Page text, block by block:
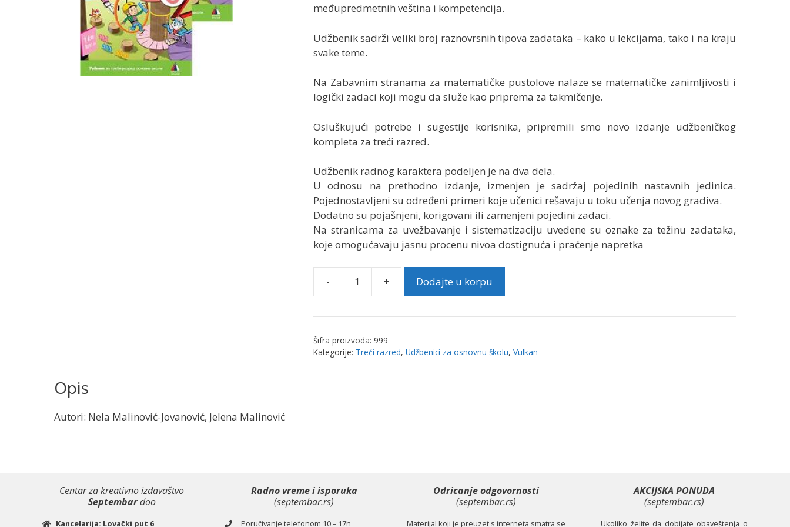
međupredmetnih veština i kompetencija.
Udžbenik sadrži veliki broj raznovrsnih tipova zadataka – kako u lekcijama, tako i na kraju
svake teme.
Na Zabavnim stranama za matematičke pustolove nalaze se matematičke zanimljivosti i
logički zadaci koji mogu da služe kao priprema za takmičenje.
Osluškujući potrebe i sugestije korisnika, pripremili smo novo izdanje udžbeničkog
kompleta za treći razred.
Udžbenik radnog karaktera podeljen je na dva dela.
U odnosu na prethodno izdanje, izmenjen je sadržaj pojedinih nastavnih jedinica.
Pojednostavljeni su određeni primeri koje učenici rešavaju u toku učenja novog gradiva.
Dodatno su pojašnjeni, korigovani ili zamenjeni pojedini zadaci.
Na stranicama za uvežbavanje i sistematizaciju uvedene su oznake za težinu zadataka,
koje omogućavaju jasnu procenu nivoa dostignuća i praćenje napretka
-
Matematika
udžbenik
2
dela
+ Dodajte u korpu
Šifra proizvoda: 999
Kategorije: Treći razred, Udžbenici za osnovnu školu, Vulkan
Opis
Autori: Nela Malinović-Jovanović, Jelena Malinović
Centar za kreativno izdavaštvo
Septembardoo
Kancelarija: Lovački put 6
Radno vreme i isporuka
(septembar.rs)
Poručivanje telefonom 10 – 17h
Odricanje odgovornosti
(septembar.rs)
Materijal koji je preuzet s interneta smatra se
AKCIJSKA PONUDA
(septembar.rs)
Ukoliko želite da dobijate obaveštenja o